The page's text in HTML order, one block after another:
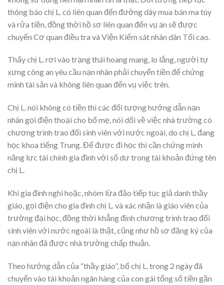
thông báo chị L. có liên quan đến đường dây mua bán ma túy
và rửa tiền, đồng thời hồ sơ liên quan đến vụ án sẽ được
chuyển Cơ quan điều tra và Viện Kiểm sát nhân dân Tối cao.
Thấy chị L. rơi vào trạng thái hoang mang, lo lắng, người tự
xưng công an yêu cầu nạn nhân phải chuyển tiền để chứng
minh tài sản và không liên quan đến vụ việc trên.
Chị L. nói không có tiền thì các đối tượng hướng dẫn nạn
nhân gọi điện thoại cho bố mẹ, nói dối về việc nhà trường có
chương trình trao đổi sinh viên với nước ngoài, do chị L. đang
học khoa tiếng Trung. Để được đi học thì cần chứng minh
năng lực tài chính gia đình với số dư trong tài khoản đứng tên
chị L.
Khi gia đình nghi hoặc, nhóm lừa đảo tiếp tục giả danh thầy
giáo, gọi điện cho gia đình chị L. và xác nhận là giáo viên của
trường đại học, đồng thời khẳng định chương trình trao đổi
sinh viên với nước ngoài là thật, cũng như hồ sơ đăng ký của
nạn nhân đã được nhà trường chấp thuận.
Theo hướng dẫn của “thầy giáo”, bố chị L. trong 2 ngày đã
chuyển vào tài khoản ngân hàng của con gái tổng số tiền gần